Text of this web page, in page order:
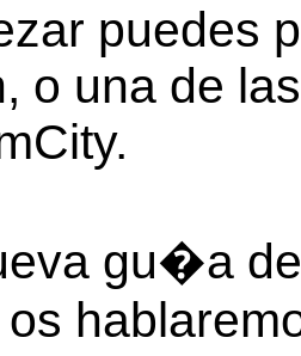
puedes
o una de
gu�a